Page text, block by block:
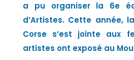
a pu organiser la 6e
d’Artistes. Cette année,
Corse s’est jointe aux
artistes ont exposé au